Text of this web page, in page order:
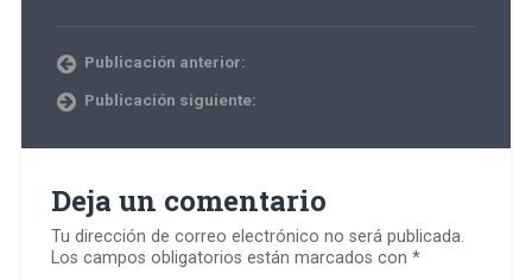
Publicación anterior:
Publicación siguiente:
Deja un comentario
Tu dirección de correo electrónico no será publicada.
Los campos obligatorios están marcados con *